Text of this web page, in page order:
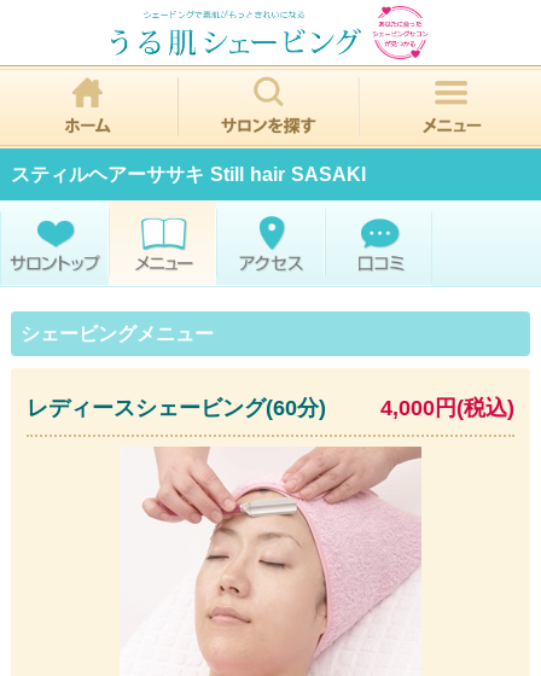
スティルヘアーササキ Still hair SASAKI
シェービングメニュー
レディースシェービング(60分) 4,000円(税込)